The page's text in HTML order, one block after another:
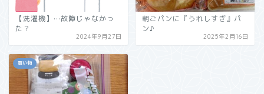
【洗濯機】…故障じゃなかっ
た？
2024年9月27日
朝ごパンに『うれしすぎ』パ
ン♪
2025年2月16日
買い物